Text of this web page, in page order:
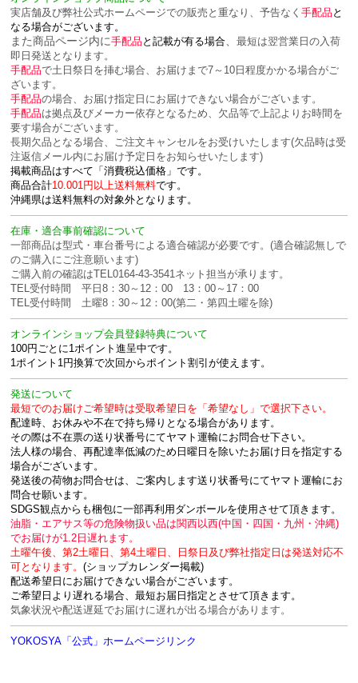
実店舗及び弊社公式ホームページでの販売と重なり、予告なく手配品 と
なる場合がございます。
また商品ページ内に手配品 と記載が有る場合 、最短は翌営業日の入荷
即日発送となります。
手配品で土日祭日を挿む場合、お届けまで7～10日程度かかる場合がご
ざいます。
手配品の場合、お届け指定日にお届けできない場合がございます。
手配品は拠点及びメーカー依存となるため、欠品等で上記よりお時間を
要す場合がございます。
長期欠品となる場合、ご注文キャンセルをお受けいたします(欠品時は受
注返信メール内にお届け予定日をお知らせいたします)
掲載商品はすべて「消費税込価格」です。
商品合計10.001円以上送料無料です。
沖縄県は送料無料の対象外となります。
在庫・適合事前確認について
一部商品は型式・車台番号による適合確認が必要です。(適合確認無しで
のご購入にご注意願います)
ご購入前の確認はTEL0164-43-3541ネット担当が承ります。
TEL受付時間 平日8：30～12：00 13：00～17：00
TEL受付時間 土曜8：30～12：00(第二・第四土曜を除)
オンラインショップ会員登録特典について
100円ごとに1ポイント進呈中です。
1ポイント1円換算で次回からポイント割引が使えます。
発送について
最短でのお届けご希望時は受取希望日を「希望なし」で選択下さい。
配達時、お休みや不在で持ち帰りとなる場合があります。
その際は不在票の送り状番号にてヤマト運輸にお問合せ下さい。
法人様の場合、再配達率低減のため日曜日を除いたお届け日を指定する
場合がございます。
発送後の荷物お問合せは、ご案内します送り状番号にてヤマト運輸にお
問合せ願います。
SDGS観点からも梱包に一部再利用ダンボールを使用させて頂きます。
油脂・エアサス等の危険物扱い品は関西以西(中国・四国・九州・沖縄)
でお届けが1.2日遅れます。
土曜午後、第2土曜日、第4土曜日、日祭日及び弊社指定日は発送対応不
可となります。(ショップカレンダー掲載)
配送希望日にお届けできない場合がございます。
ご希望日より遅れる場合、最短お届日指定とさせて頂きます。
気象状況や配送遅延でお届けに遅れが出る場合があります。
YOKOSYA「公式」ホームページリンク